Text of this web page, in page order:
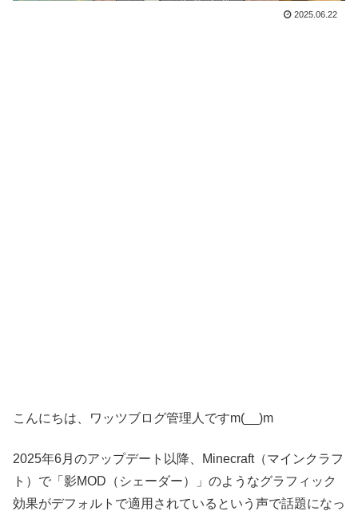
2025.06.22
こんにちは、ワッツブログ管理人ですm(__)m
2025年6月のアップデート以降、Minecraft（マインクラフ
ト）で「影MOD（シェーダー）」のようなグラフィック
効果がデフォルトで適用されているという声で話題になっ